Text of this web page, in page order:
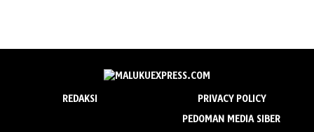
REDAKSI
PRIVACY POLICY
PEDOMAN MEDIA SIBER